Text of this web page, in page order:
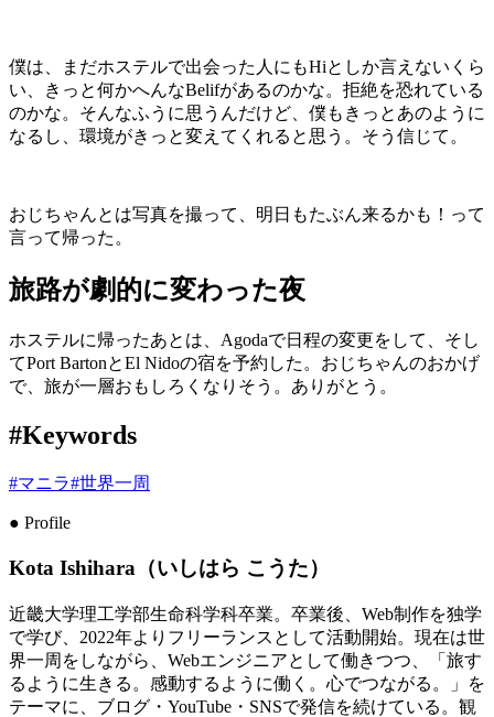
僕は、まだホステルで出会った人にもHiとしか言えないくら
い、きっと何かへんなBelifがあるのかな。拒絶を恐れている
のかな。そんなふうに思うんだけど、僕もきっとあのように
なるし、環境がきっと変えてくれると思う。そう信じて。
おじちゃんとは写真を撮って、明日もたぶん来るかも！って
言って帰った。
旅路が劇的に変わった夜
ホステルに帰ったあとは、Agodaで日程の変更をして、そし
てPort BartonとEl Nidoの宿を予約した。おじちゃんのおかげ
で、旅が一層おもしろくなりそう。ありがとう。
#Keywords
#マニラ#世界一周
● Profile
Kota Ishihara（いしはら こうた）
近畿大学理工学部生命科学科卒業。卒業後、Web制作を独学
で学び、2022年よりフリーランスとして活動開始。現在は世
界一周をしながら、Webエンジニアとして働きつつ、「旅す
るように生きる。感動するように働く。心でつながる。」を
テーマに、ブログ・YouTube・SNSで発信を続けている。観